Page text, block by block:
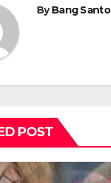
ByBang Santo
POST